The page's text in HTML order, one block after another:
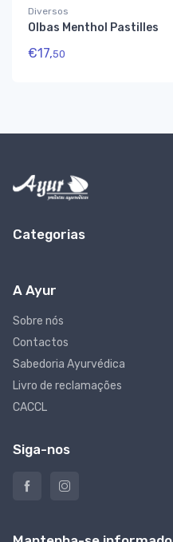
Diversos
Olbas Menthol Pastilles
€17,50
Categorias
A Ayur
Sobre nós
Contactos
Sabedoria Ayurvédica
Livro de reclamações
CACCL
Siga-nos